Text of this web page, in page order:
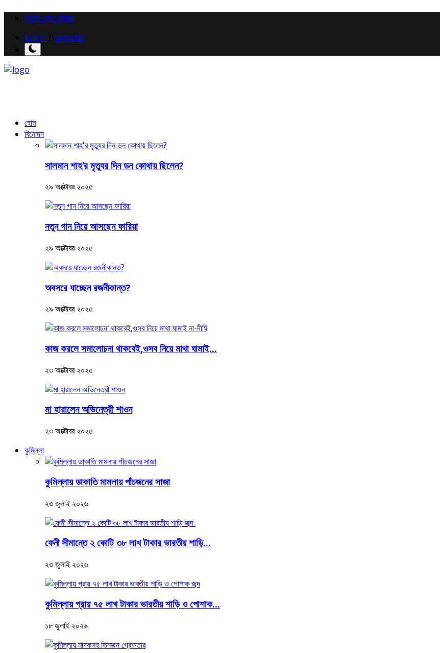
চাঁপাই প্রেস পরিবার
Login
Register
হোম
বিনোদন
সালমান শাহ'র মৃত্যুর দিন ডন কোথায় ছিলেন?
২৯ অক্টোবর ২০২৫
নতুন গান নিয়ে আসছেন ফারিয়া
২৯ অক্টোবর ২০২৫
অবসরে যাচ্ছেন রজনীকান্ত?
২৯ অক্টোবর ২০২৫
কাজ করলে সমালোচনা থাকবেই,ওসব নিয়ে মাথা ঘামাই...
২৩ অক্টোবর ২০২৫
মা হারালেন অভিনেত্রী শাওন
২৩ অক্টোবর ২০২৫
কুমিল্লা
কুমিল্লায় ডাকাতি মামলায় পাঁচজনের সাজা
২৩ জুলাই ২০২৬
ফেনী সীমান্তে ২ কোটি ৩৮ লাখ টাকার ভারতীয় শাড়ি...
২৩ জুলাই ২০২৬
কুমিল্লায় প্রায় ৭৫ লাখ টাকার ভারতীয় শাড়ি ও পোশাক...
১৮ জুলাই ২০২৬